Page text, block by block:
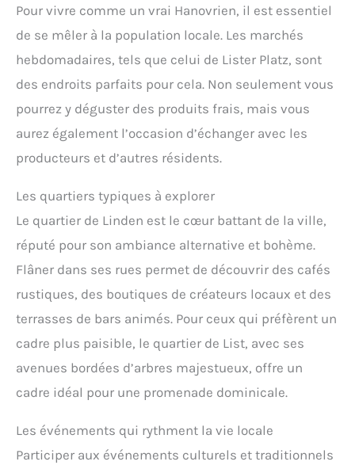
Pour vivre comme un vrai Hanovrien, il est essentiel
de se mêler à la population locale. Les marchés
hebdomadaires, tels que celui de Lister Platz, sont
des endroits parfaits pour cela. Non seulement vous
pourrez y déguster des produits frais, mais vous
aurez également l’occasion d’échanger avec les
producteurs et d’autres résidents.
Les quartiers typiques à explorer
Le quartier de Linden est le cœur battant de la ville,
réputé pour son ambiance alternative et bohème.
Flâner dans ses rues permet de découvrir des cafés
rustiques, des boutiques de créateurs locaux et des
terrasses de bars animés. Pour ceux qui préfèrent un
cadre plus paisible, le quartier de List, avec ses
avenues bordées d’arbres majestueux, offre un
cadre idéal pour une promenade dominicale.
Les événements qui rythment la vie locale
Participer aux événements culturels et traditionnels